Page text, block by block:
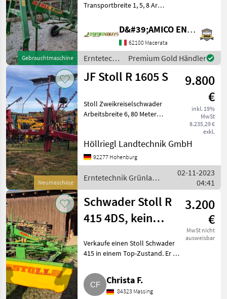
Gebrauchtmaschine
Transportbreite 1, 5, 8 Arme
Erntetechnik Grünland
Schwader
D&#39;AMICO ENGLES SRL
62100 Macerata
Erntetechnik
Grünland /
Stoll
Premium Gold Händler
Neumaschine
JF Stoll R 1605 S
9.800
€
inkl. 19%
MwSt
8.235,29 €
exkl.
Stoll Zweikreiselschwader
Arbeitsbreite 6, 80 Meter
Schwader
Höllriegl Landtechnik GmbH
92277 Hohenburg
Erntetechnik Grünland
/ Stoll
02-11-2023
04:41
Schwader Stoll R
415 4DS, kein
3.200
€
MwSt nicht
ausweisbar
Verkaufe einen Stoll Schwader
415 in einem Top-Zustand. Er ist
funktionsfähig. Ist noch
Originallack. Palette zum
leichten Rangieren de
Christa F.
84323 Massing